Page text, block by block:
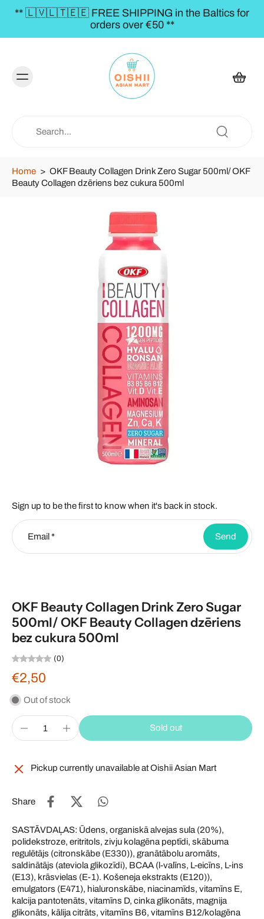
** 🇱🇻🇱🇹🇪🇪 FREE SHIPPING in the Baltics for
orders over €50 **
Home > OKF Beauty Collagen Drink Zero Sugar 500ml/ OKF
Beauty Collagen dzēriens bez cukura 500ml
Sign up to be the first to know when it's back in stock.
Email * Send
OKF Beauty Collagen Drink Zero Sugar
500ml/ OKF Beauty Collagen dzēriens
bez cukura 500ml
(0)
€2,50
Out of stock
Sold out
Pickup currently unavailable atOishii Asian Mart
Share
SASTĀVDAĻAS: Ūdens, organiskā alvejas sula (20%),
polidekstroze, eritritols, zivju kolagēna peptīdi, skābuma
regulētājs (citronskābe (E330)), granātābolu aromāts,
saldinātājs (ateviola glikozīdi), BCAA (l-valīns, L-eicīns, L-ins
(E13), krāsvielas (E-1). Košeneja ekstrakts (E120)),
emulgators (E471), hialuronskābe, niacinamīds, vitamīns E,
kalcija pantotenāts, vitamīns D, cinka glikonāts, magnija
glikonāts, kālija citrāts, vitamīns B6, vitamīns B12/kolagēna